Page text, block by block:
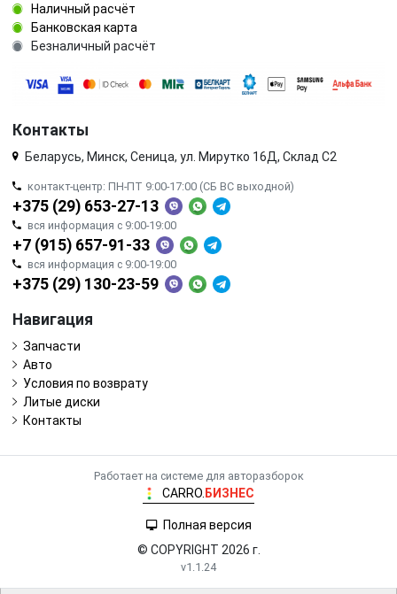
Наличный расчёт
Банковская карта
Безналичный расчёт
Контакты
Беларусь, Минск, Сеница, ул. Мирутко 16Д, Склад С2
контакт-центр: ПН-ПТ 9:00-17:00 (СБ ВС выходной)
+375 (29) 653-27-13
вся информация с 9:00-19:00
+7 (915) 657-91-33
вся информация с 9:00-19:00
+375 (29) 130-23-59
Навигация
Запчасти
Авто
Условия по возврату
Литые диски
Контакты
Работает на системе для авторазборок
CARRO. БИЗНЕС
Полная версия
© COPYRIGHT 2026 г.
v1.1.24